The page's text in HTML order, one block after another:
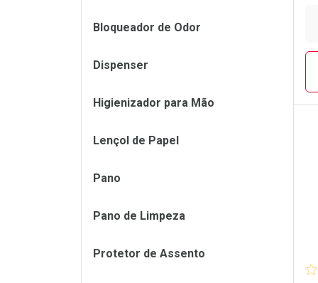
Bloqueador de Odor
Dispenser
Higienizador para Mão
Lençol de Papel
Pano
Pano de Limpeza
Protetor de Assento